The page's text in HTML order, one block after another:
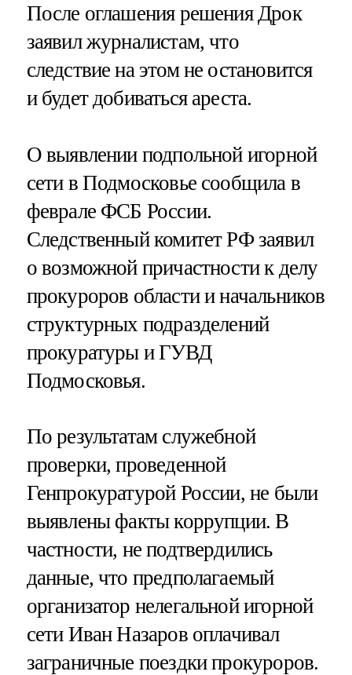
После оглашения решения Дрок
заявил журналистам, что
следствие на этом не остановится
и будет добиваться ареста.
О выявлении подпольной игорной
сети в Подмосковье сообщила в
феврале ФСБ России.
Следственный комитет РФ заявил
о возможной причастности к делу
прокуроров области и начальников
структурных подразделений
прокуратуры и ГУВД
Подмосковья.
По результатам служебной
проверки, проведенной
Генпрокуратурой России, не были
выявлены факты коррупции. В
частности, не подтвердились
данные, что предполагаемый
организатор нелегальной игорной
сети Иван Назаров оплачивал
заграничные поездки прокуроров.